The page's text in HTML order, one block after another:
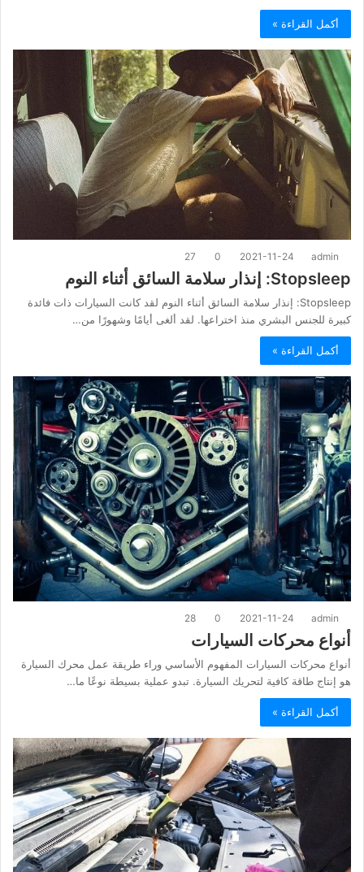
أكمل القراءة »
admin
2021-11-24
0
27
Stopsleep: إنذار سلامة السائق أثناء النوم
Stopsleep: إنذار سلامة السائق أثناء النوم لقد كانت السيارات ذات فائدة
كبيرة للجنس البشري منذ اختراعها. لقد ألغى أيامًا وشهورًا من…
أكمل القراءة »
admin
2021-11-24
0
28
أنواع محركات السيارات
أنواع محركات السيارات المفهوم الأساسي وراء طريقة عمل محرك السيارة
هو إنتاج طاقة كافية لتحريك السيارة. تبدو عملية بسيطة نوعًا ما…
أكمل القراءة »